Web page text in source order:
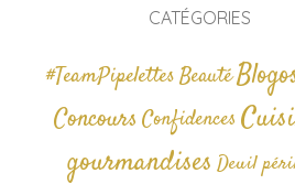
CATÉGORIES
#TeamPipelettesBeauté
ConcoursConfidences
gourmandises Deuil